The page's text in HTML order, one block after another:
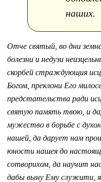
наших.
Отче святый, во дни
болезни и недузи
скорбей страждующия
Богом, преклони Его
предстательства ради
святую память твою, и
мужество в борьбе с
нашей, да дарует нам
юности нашея до
сотворихом, да научит
дабы выну Ему служити,